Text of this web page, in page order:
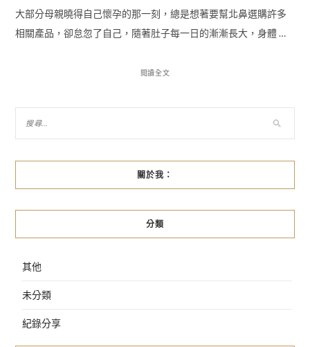
大部分母親曉得自己懷孕的那一刻，總是想著要幫北鼻選購許多
相關產品，卻怠忽了自己，隨著肚子每一日的漸漸長大，身體 …
閱讀全文
關於我：
分類
其他
未分類
紀錄分享